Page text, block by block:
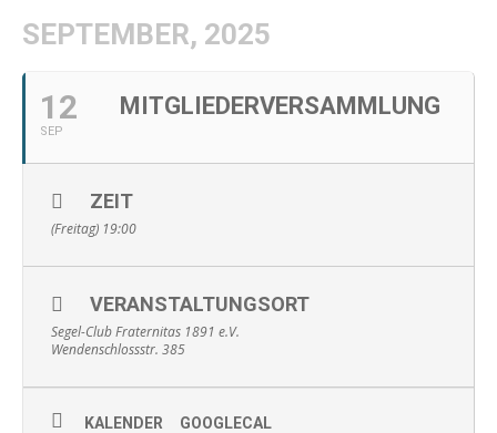
SEPTEMBER, 2025
12
SEP
MITGLIEDERVERSAMMLUNG
ZEIT
(Freitag) 19:00
VERANSTALTUNGSORT
Segel-Club Fraternitas 1891 e.V.
Wendenschlossstr. 385
KALENDER GOOGLECAL